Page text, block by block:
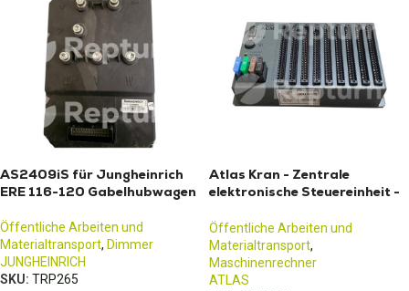
AS2409iS für Jungheinrich
ERE 116-120 Gabelhubwagen
Öffentliche Arbeiten und
Materialtransport, Dimmer
JUNGHEINRICH
SKU: TRP265
Atlas Kran - Zentrale
elektronische Steuereinheit -
Öffentliche Arbeiten und
Materialtransport,
Maschinenrechner
ATLAS